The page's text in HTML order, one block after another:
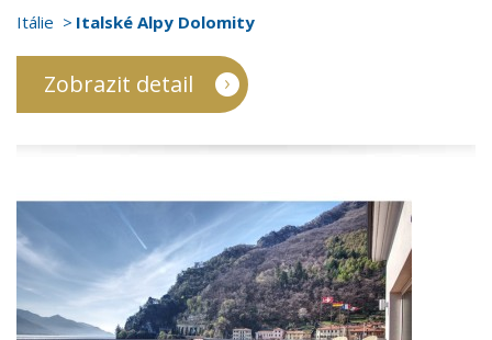
Itálie Italské Alpy Dolomity
Zobrazit detail